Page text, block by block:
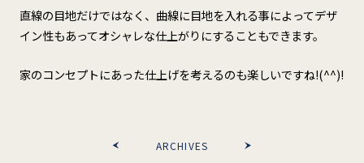
直線の目地だけではなく、曲線に目地を入れる事によってデザ
イン性もあってオシャレな仕上がりにすることもできます。
家のコンセプトにあった仕上げを考えるのも楽しいですね!(^^)!
ARCHIVES